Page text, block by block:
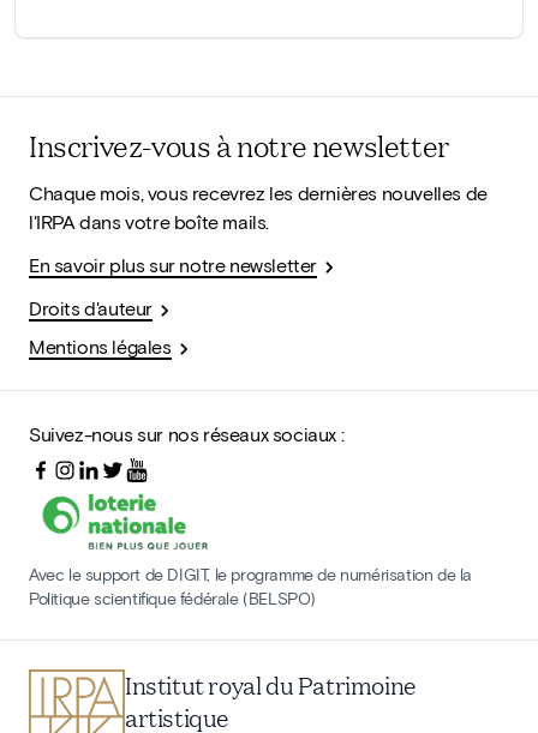
Inscrivez-vous à notre newsletter
Chaque mois, vous recevrez les dernières nouvelles de
l'IRPA dans votre boîte mails.
En savoir plus sur notre newsletter
Droits d'auteur
Mentions légales
Suivez-nous sur nos réseaux sociaux :
Avec le support de DIGIT, le programme de numérisation de la
Politique scientifique fédérale (BELSPO)
Institut royal du Patrimoine
artistique